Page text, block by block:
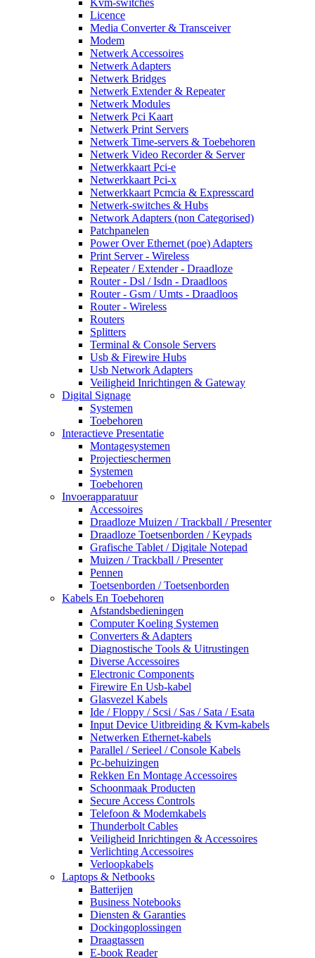
Licence
Media Converter & Transceiver
Modem
Netwerk Accessoires
Netwerk Adapters
Netwerk Bridges
Netwerk Extender & Repeater
Netwerk Modules
Netwerk Pci Kaart
Netwerk Print Servers
Netwerk Time-servers & Toebehoren
Netwerk Video Recorder & Server
Netwerkkaart Pci-e
Netwerkkaart Pci-x
Netwerkkaart Pcmcia & Expresscard
Netwerk-switches & Hubs
Network Adapters (non Categorised)
Patchpanelen
Power Over Ethernet (poe) Adapters
Print Server - Wireless
Repeater / Extender - Draadloze
Router - Dsl / Isdn - Draadloos
Router - Gsm / Umts - Draadloos
Router - Wireless
Routers
Splitters
Terminal & Console Servers
Usb & Firewire Hubs
Usb Network Adapters
Veiligheid Inrichtingen & Gateway
Digital Signage
Systemen
Toebehoren
Interactieve Presentatie
Montagesystemen
Projectieschermen
Systemen
Toebehoren
Invoerapparatuur
Accessoires
Draadloze Muizen / Trackball / Presenter
Draadloze Toetsenborden / Keypads
Grafische Tablet / Digitale Notepad
Muizen / Trackball / Presenter
Pennen
Toetsenborden / Toetsenborden
Kabels En Toebehoren
Afstandsbedieningen
Computer Koeling Systemen
Converters & Adapters
Diagnostische Tools & Uitrustingen
Diverse Accessoires
Electronic Components
Firewire En Usb-kabel
Glasvezel Kabels
Ide / Floppy / Scsi / Sas / Sata / Esata
Input Device Uitbreiding & Kvm-kabels
Netwerken Ethernet-kabels
Parallel / Serieel / Console Kabels
Pc-behuizingen
Rekken En Montage Accessoires
Schoonmaak Producten
Secure Access Controls
Telefoon & Modemkabels
Thunderbolt Cables
Veiligheid Inrichtingen & Accessoires
Verlichting Accessoires
Verloopkabels
Laptops & Netbooks
Batterijen
Business Notebooks
Diensten & Garanties
Dockingoplossingen
Draagtassen
E-book Reader